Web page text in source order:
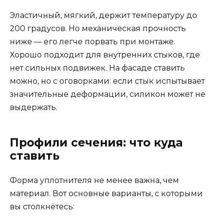
Эластичный, мягкий, держит температуру до
200 градусов. Но механическая прочность
ниже — его легче порвать при монтаже.
Хорошо подходит для внутренних стыков, где
нет сильных подвижек. На фасаде ставить
можно, но с оговорками: если стык испытывает
значительные деформации, силикон может не
выдержать.
Профили сечения: что куда
ставить
Форма уплотнителя не менее важна, чем
материал. Вот основные варианты, с которыми
вы столкнётесь: